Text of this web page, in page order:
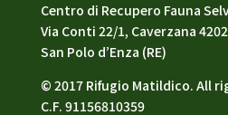
Centro di Recupero Fauna
Via Conti 22/1, Caverzana
San Polo d’Enza (RE)
© 2017 Rifugio Matildico. All
C.F. 91156810359